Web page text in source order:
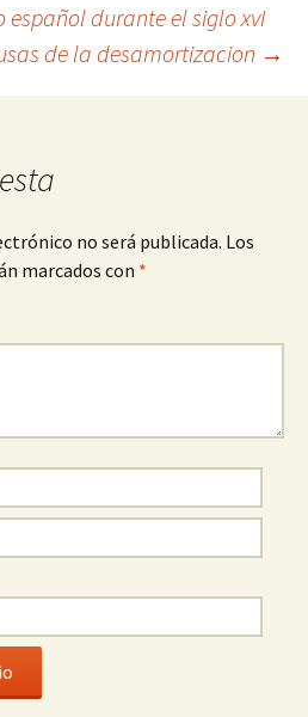
español durante el siglo xvI
de la desamortizacion →
no será publicada. Los
marcados con *